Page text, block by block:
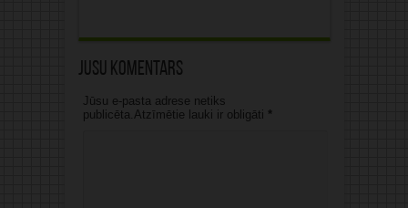
Jūsu komentārs
Jūsu e-pasta adrese netiks
publicēta.Atzīmētie lauki ir obligāti *